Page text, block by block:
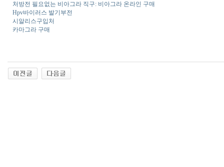
처방전 필요없는 비아그라 직구: 비아그라 온라인 구매
Hpv바이러스 발기부전
시알리스구입처
카마그라 구매